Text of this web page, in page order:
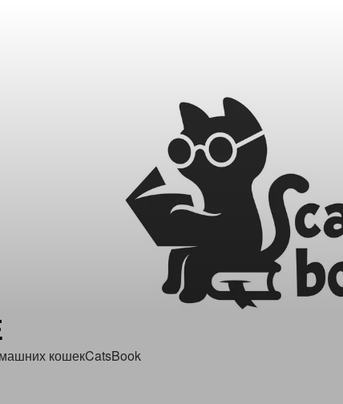
кошекCatsBook